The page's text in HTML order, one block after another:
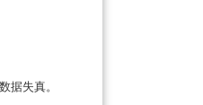
据失真。